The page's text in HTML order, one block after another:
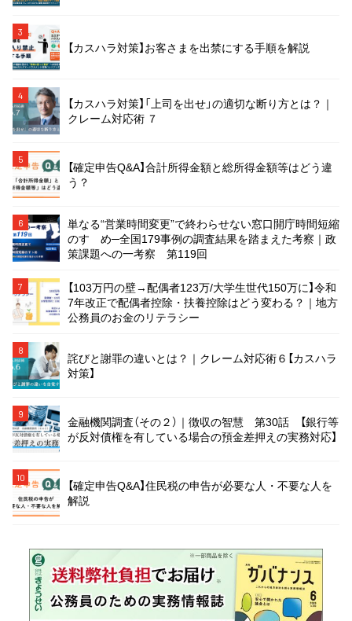
3
【カスハラ対策】お客さまを出禁にする手順を解説
4
【カスハラ対策】「上司を出せ」の適切な断り方とは？｜
クレーム対応術 ７
5
【確定申告Q&A】合計所得金額と総所得金額等はどう違
う？
6
単なる“営業時間変更”で終わらせない窓口開庁時間短縮
のすゝめ─全国179事例の調査結果を踏まえた考察｜政
策課題への一考察 第119回
7
【103万円の壁→配偶者123万/大学生世代150万に】令和
7年改正で配偶者控除・扶養控除はどう変わる？｜地方
公務員のお金のリテラシー
8
詫びと謝罪の違いとは？｜クレーム対応術６【カスハラ
対策】
9
金融機関調査（その２）｜徴収の智慧 第30話 【銀行等
が反対債権を有している場合の預金差押えの実務対応】
10
【確定申告Q&A】住民税の申告が必要な人・不要な人を
解説